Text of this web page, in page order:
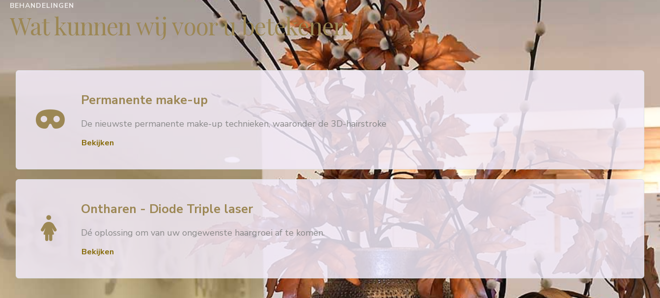
BEHANDELINGEN
Wat kunnen wij voor u betekenen
Permanente make-up
De nieuwste permanente make-up technieken, waaronder de 3D-hairstroke
Bekijken
Ontharen - Diode Triple laser
Dé oplossing om van uw ongewenste haargroei af te komen.
Bekijken